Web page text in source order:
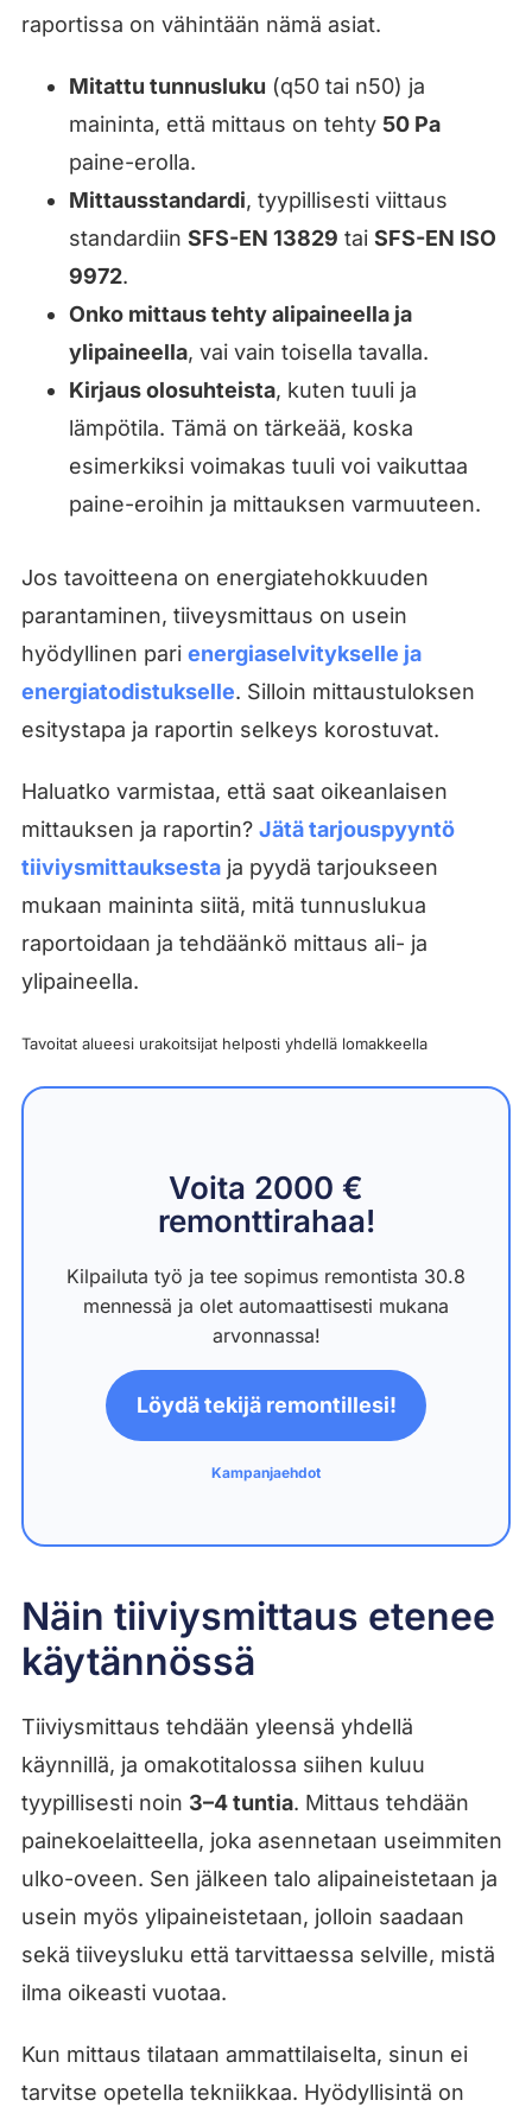
raportissa on vähintään nämä asiat.
Mitattu tunnusluku (q50 tai n50) ja
maininta, että mittaus on tehty 50 Pa
paine-erolla.
Mittausstandardi, tyypillisesti viittaus
standardiin SFS-EN 13829 tai SFS-EN ISO
9972.
Onko mittaus tehty alipaineella ja
ylipaineella, vai vain toisella tavalla.
Kirjaus olosuhteista, kuten tuuli ja
lämpötila. Tämä on tärkeää, koska
esimerkiksi voimakas tuuli voi vaikuttaa
paine-eroihin ja mittauksen varmuuteen.
Jos tavoitteena on energiatehokkuuden
parantaminen, tiiveysmittaus on usein
hyödyllinen pari energiaselvitykselle ja
energiatodistukselle. Silloin mittaustuloksen
esitystapa ja raportin selkeys korostuvat.
Haluatko varmistaa, että saat oikeanlaisen
mittauksen ja raportin? Jätä tarjouspyyntö
tiiviysmittauksestaja pyydä tarjoukseen
mukaan maininta siitä, mitä tunnuslukua
raportoidaan ja tehdäänkö mittaus ali- ja
ylipaineella.
Tavoitat alueesi urakoitsijat helposti yhdellä lomakkeella
Voita 2000 €
remonttirahaa!
Kilpailuta työ ja tee sopimus remontista 30.8
mennessä ja olet automaattisesti mukana
arvonnassa!
Löydä tekijä remontillesi!
Kampanjaehdot
Näin tiiviysmittaus etenee
käytännössä
Tiiviysmittaus tehdään yleensä yhdellä
käynnillä, ja omakotitalossa siihen kuluu
tyypillisesti noin 3–4 tuntia. Mittaus tehdään
painekoelaitteella, joka asennetaan useimmiten
ulko-oveen. Sen jälkeen talo alipaineistetaan ja
usein myös ylipaineistetaan, jolloin saadaan
sekä tiiveysluku että tarvittaessa selville, mistä
ilma oikeasti vuotaa.
Kun mittaus tilataan ammattilaiselta, sinun ei
tarvitse opetella tekniikkaa. Hyödyllisintä on